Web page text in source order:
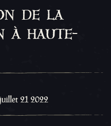
de la
à haute-
21 2022